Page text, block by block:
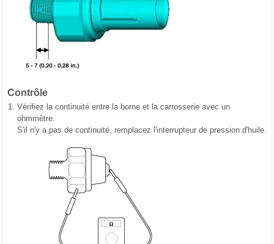
Contrôle
1. Vérifiez la continuité entre la borne et la carrosserie avec un
ohmmètre.
S'il n'y a pas de continuité, remplacez l′interrupteur de pression d′huile.